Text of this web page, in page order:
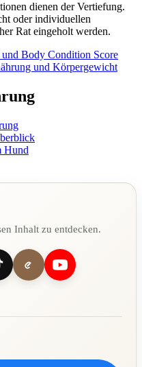
dienen der Vertiefung.
oder individuellen
Rat eingeholt werden.
Body Condition Score
und Körpergewicht
Hund
Inhalt zu entdecken.